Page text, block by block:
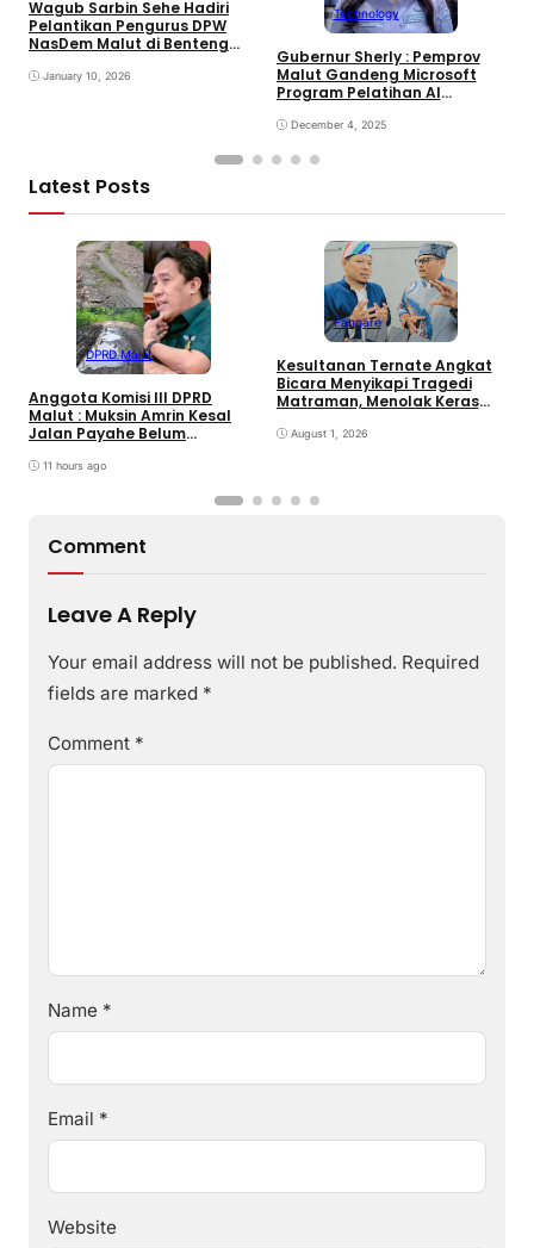
Wagub Sarbin Sehe Hadiri
Pelantikan Pengurus DPW
NasDem Malut di Benteng
January 10, 2026
Technology
Gubernur Sherly : Pemprov
Malut Gandeng Microsoft
Program Pelatihan AI
December 4, 2025
Latest Posts
DPRD Malut
Anggota Komisi III DPRD
Malut : Muksin Amrin Kesal
Jalan Payahe Belum
11 hours ago
Fangare
Kesultanan Ternate Angkat
Bicara Menyikapi Tragedi
Matraman, Menolak Keras
Rasisme
August 1, 2026
Comment
Leave A Reply
Your email address will not be published. Required
fields are marked *
Comment *
Name *
Email *
Website